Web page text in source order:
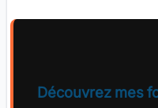
Découvrez mes